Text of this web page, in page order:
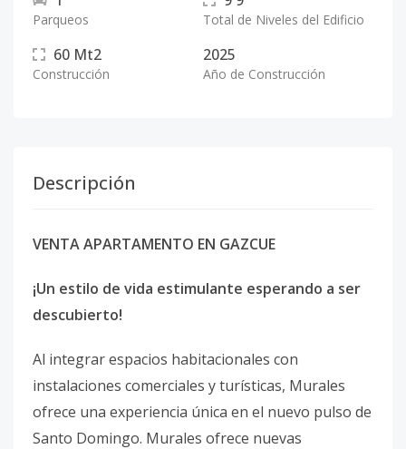
Parqueos Total de Niveles del Edificio
60 Mt2
Construcción
2025
Año de Construcción
Descripción
VENTA APARTAMENTO EN GAZCUE
¡Un estilo de vida estimulante esperando a ser
descubierto!
Al integrar espacios habitacionales con
instalaciones comerciales y turísticas, Murales
ofrece una experiencia única en el nuevo pulso de
Santo Domingo. Murales ofrece nuevas